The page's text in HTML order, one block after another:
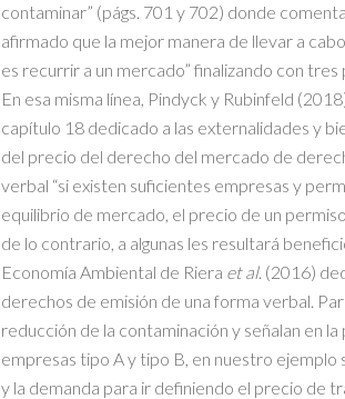
contaminar” (págs. 701 y 702) donde
afirmado que la mejor manera de llevar a
es recurrir a un mercado” finalizando con
En esa misma línea, Pindyck y Rubinfeld
capítulo 18 dedicado a las externalidades y
del precio del derecho del mercado de
verbal “si existen suficientes empresas y
equilibrio de mercado, el precio de un
de lo contrario, a algunas les resultará
Economía Ambiental de Riera et al. (2016)
derechos de emisión de una forma verbal.
reducción de la contaminación y señalan en
empresas tipo A y tipo B, en nuestro
y la demanda para ir definiendo el precio de